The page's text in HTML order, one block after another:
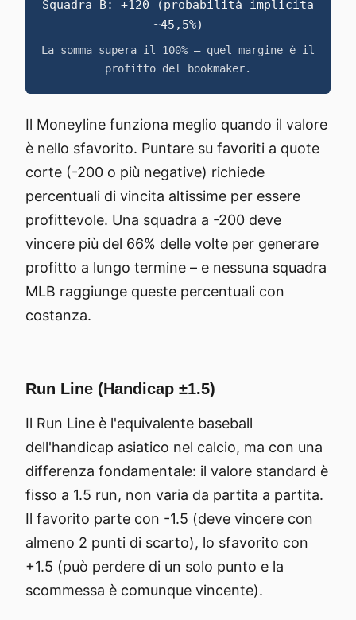
Squadra B: +120 (probabilità implicita
~45,5%)
La somma supera il 100% – quel margine è il
profitto del bookmaker.
Il Moneyline funziona meglio quando il valore
è nello sfavorito. Puntare su favoriti a quote
corte (-200 o più negative) richiede
percentuali di vincita altissime per essere
profittevole. Una squadra a -200 deve
vincere più del 66% delle volte per generare
profitto a lungo termine – e nessuna squadra
MLB raggiunge queste percentuali con
costanza.
Run Line (Handicap ±1.5)
Il Run Line è l'equivalente baseball
dell'handicap asiatico nel calcio, ma con una
differenza fondamentale: il valore standard è
fisso a 1.5 run, non varia da partita a partita.
Il favorito parte con -1.5 (deve vincere con
almeno 2 punti di scarto), lo sfavorito con
+1.5 (può perdere di un solo punto e la
scommessa è comunque vincente).